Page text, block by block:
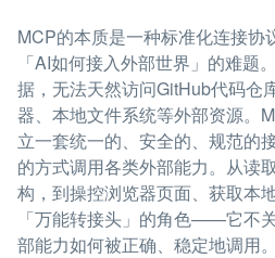
MCP的本质是一种标准化连接协
「AI如何接入外部世界」的难题
据，无法天然访问GitHub代码仓
器、本地文件系统等外部资源。
立一套统一的、安全的、规范的
的方式调用各类外部能力。从读
构，到操控浏览器页面、获取本
「万能转接头」的角色——它不
部能力如何被正确、稳定地调用。